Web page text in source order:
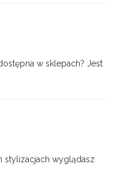
w sklepach? Jest
stylizacjach wyglądasz